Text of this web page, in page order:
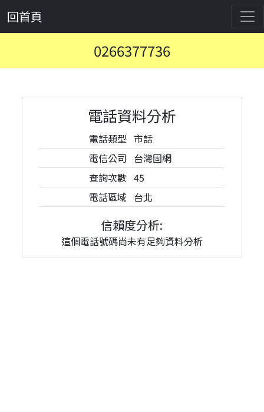
回首頁
0266377736
電話資料分析
電話類型 市話
電信公司 台灣固網
查詢次數 45
電話區域 台北
信賴度分析:
這個電話號碼尚未有足夠資料分析